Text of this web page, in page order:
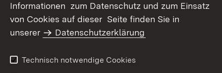
Informationen zum Datenschutz und zum Einsatz
von Cookies auf dieser Seite finden Sie in
unserer
Datenschutzerklärung
Technisch notwendige Cookies